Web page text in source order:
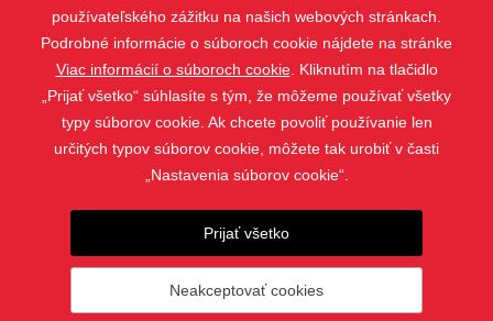
ISOTRA
KONTAKT
používateľského zážitku na našich webových stránkach.
Podrobné informácie o súboroch cookie nájdete na stránke
Viac informácií o súboroch cookie. Kliknutím na tlačidlo
„Prijať všetko“ súhlasíte s tým, že môžeme používať všetky
typy súborov cookie. Ak chcete povoliť používanie len
určitých typov súborov cookie, môžete tak urobiť v časti
„Nastavenia súborov cookie“.
Prijať všetko
Neakceptovať cookies